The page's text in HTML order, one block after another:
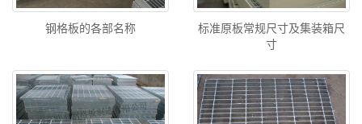
钢格板的各部名称
标准原板常规尺寸及集装箱尺
寸